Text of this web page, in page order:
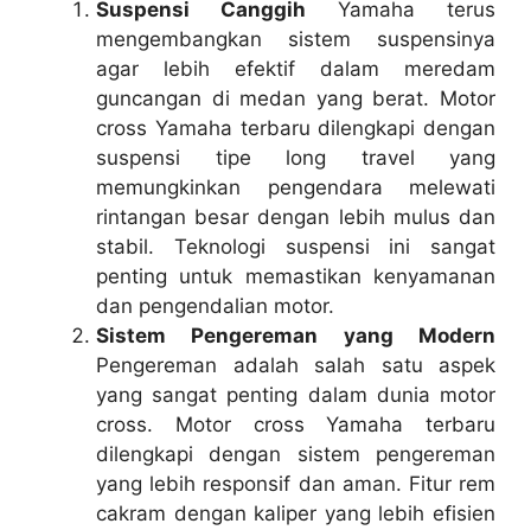
Suspensi Canggih Yamaha terus
mengembangkan sistem suspensinya
agar lebih efektif dalam meredam
guncangan di medan yang berat. Motor
cross Yamaha terbaru dilengkapi dengan
suspensi tipe long travel yang
memungkinkan pengendara melewati
rintangan besar dengan lebih mulus dan
stabil. Teknologi suspensi ini sangat
penting untuk memastikan kenyamanan
dan pengendalian motor.
Sistem Pengereman yang Modern
Pengereman adalah salah satu aspek
yang sangat penting dalam dunia motor
cross. Motor cross Yamaha terbaru
dilengkapi dengan sistem pengereman
yang lebih responsif dan aman. Fitur rem
cakram dengan kaliper yang lebih efisien